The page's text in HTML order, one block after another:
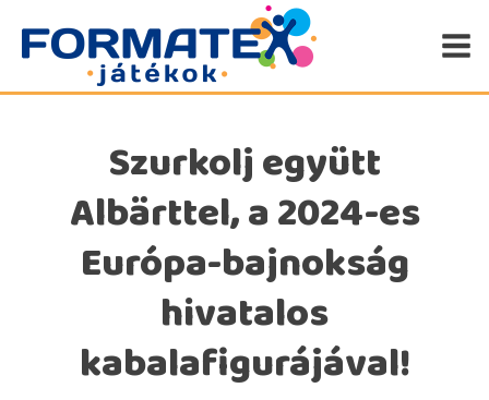
Szurkolj együtt
Albärttel, a 2024-es
Európa-bajnokság
hivatalos
kabalafigurájával!